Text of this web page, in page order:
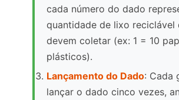
cada número do dado
quantidade de lixo reciclável
devem coletar (ex: 1 = 10
plásticos).
Lançamento do Dado: Cada
lançar o dado cinco vezes,